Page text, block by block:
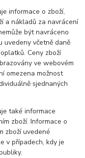
informace o zboží,
a nákladů za navrácení
být navráceno
uvedeny včetně daně
Ceny zboží
ve webovém
omezena možnost
sjednaných
také informace
zboží. Informace o
zboží uvedené
v případech, kdy je